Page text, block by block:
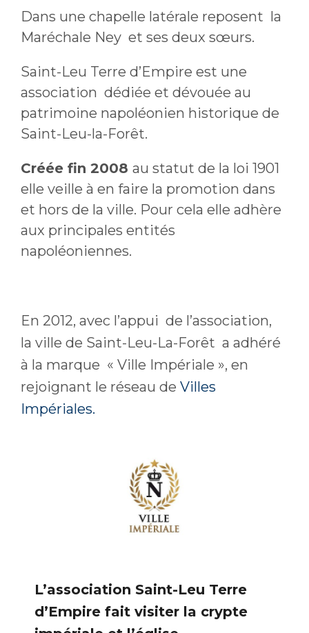
Dans une chapelle latérale reposent la
Maréchale Ney et ses deux sœurs.
Saint-Leu Terre d’Empire est une
association dédiée et dévouée au
patrimoine napoléonien historique de
Saint-Leu-la-Forêt.
Créée fin 2008 au statut de la loi 1901
elle veille à en faire la promotion dans
et hors de la ville. Pour cela elle adhère
aux principales entités
napoléoniennes.
En 2012, avec l’appui de l’association,
la ville de Saint-Leu-La-Forêt a adhéré
à la marque « Ville Impériale », en
rejoignant le réseau de Villes
Impériales.
L’association Saint-Leu Terre
d’Empire fait visiter la crypte